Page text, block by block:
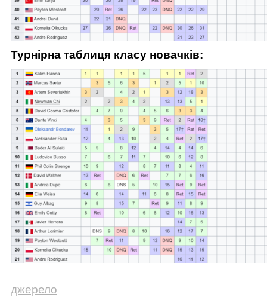
Турнірна таблиця класу новачків:
джерело